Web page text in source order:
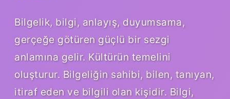
Bilgelik, bilgi, anlayış, duyumsama,
gerçeğe götüren güçlü bir sezgi
anlamına gelir. Kültürün temelini
oluşturur. Bilgeliğin sahibi, bilen, tanıyan,
itiraf eden ve bilgili olan kişidir. Bilgi,